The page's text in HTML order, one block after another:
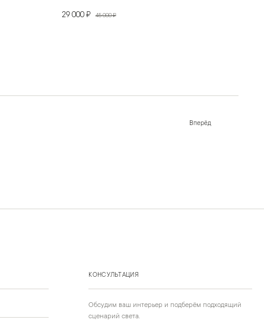
29 000 ₽ 45 000 ₽
Вперёд
КОНСУЛЬТАЦИЯ
Обсудим ваш интерьер и подберём подходящий
сценарий света.